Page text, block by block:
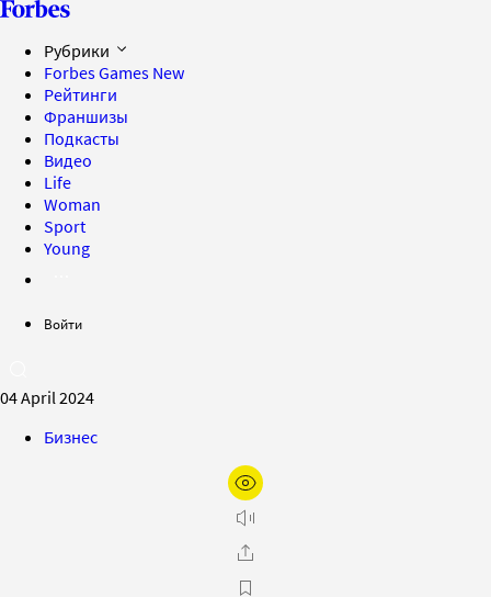
Рубрики
Forbes Games New
Рейтинги
Франшизы
Подкасты
Видео
Life
Woman
Sport
Young
Войти
04 April 2024
Бизнес